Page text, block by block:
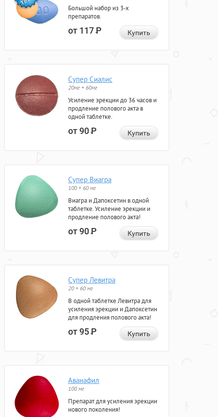
Большой набор из 3-х
препаратов.
от 117Р Купить
Супер Сиалис
20мг + 60мг
Усиление эрекции до 36 часов и
продление полового акта в
одной таблетке.
от 90Р Купить
Супер Виагра
100 + 60 мг
Виагра и Дапоксетин в одной
таблетке. Усиление эрекции и
продление полового акта!
от 90Р Купить
Супер Левитра
20 + 60 мг
В одной таблетке Левитра для
усиления эрекции и Дапоксетин
для продления полового акта!
от 95Р Купить
Аванафил
100 мг
Препарат для усиления эрекции
нового поколения!